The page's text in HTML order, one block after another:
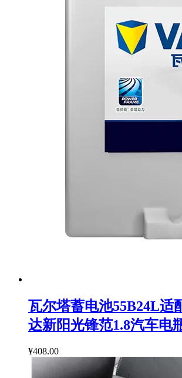
瓦尔塔蓄电池55B24L适
达新阳光锋范1.8汽车电
¥408.00